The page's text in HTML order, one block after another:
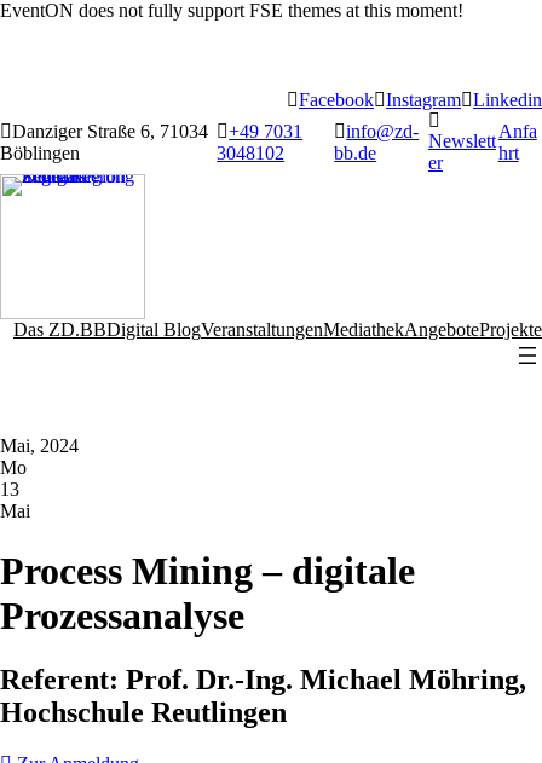
EventON does not fully support FSE themes at this moment!
Facebook Instagram Linkedin
Danziger Straße 6, 71034
Böblingen
+49 7031
3048102
info@zd-
bb.de
Newslett
er
Anfa
hrt
Das ZD.BBDigital BlogVeranstaltungenMediathekAngeboteProjekte
Mai, 2024
Mo
13
Mai
Process Mining – digitale
Prozessanalyse
Referent: Prof. Dr.-Ing. Michael Möhring,
Hochschule Reutlingen